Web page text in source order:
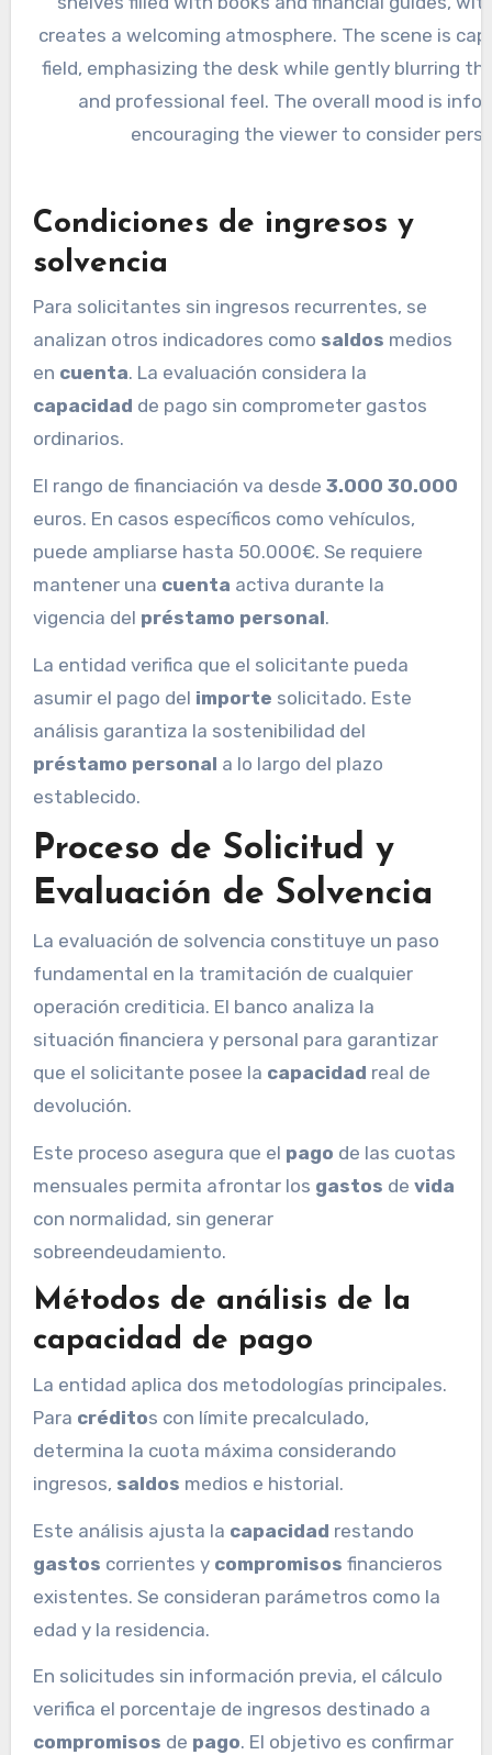
Condiciones de ingresos y
solvencia
Para solicitantes sin ingresos recurrentes, se
analizan otros indicadores como saldos medios
en cuenta. La evaluación considera la
capacidad de pago sin comprometer gastos
ordinarios.
El rango de financiación va desde 3.000 30.000
euros. En casos específicos como vehículos,
puede ampliarse hasta 50.000€. Se requiere
mantener una cuenta activa durante la
vigencia del préstamo personal.
La entidad verifica que el solicitante pueda
asumir el pago del importe solicitado. Este
análisis garantiza la sostenibilidad del
préstamo personal a lo largo del plazo
establecido.
Proceso de Solicitud y
Evaluación de Solvencia
La evaluación de solvencia constituye un paso
fundamental en la tramitación de cualquier
operación crediticia. El banco analiza la
situación financiera y personal para garantizar
que el solicitante posee la capacidad real de
devolución.
Este proceso asegura que el pago de las cuotas
mensuales permita afrontar los gastos de vida
con normalidad, sin generar
sobreendeudamiento.
Métodos de análisis de la
capacidad de pago
La entidad aplica dos metodologías principales.
Para créditos con límite precalculado,
determina la cuota máxima considerando
ingresos, saldos medios e historial.
Este análisis ajusta la capacidad restando
gastos corrientes y compromisos financieros
existentes. Se consideran parámetros como la
edad y la residencia.
En solicitudes sin información previa, el cálculo
verifica el porcentaje de ingresos destinado a
compromisos de pago. El objetivo es confirmar